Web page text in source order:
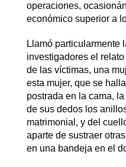
operaciones,
económico superior a
Llamó particularmente
investigadores el
de las víctimas, una
esta mujer, que se
postrada en la cama,
de sus dedos los
matrimonial, y del
aparte de sustraer
en una bandeja en el